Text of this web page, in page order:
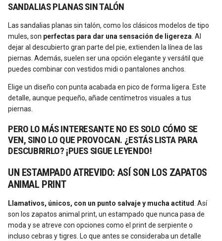
SANDALIAS PLANAS SIN TALÓN
Las sandalias planas sin talón, como los clásicos modelos de tipo
mules, son perfectas para dar una sensación de ligereza . Al
dejar al descubierto gran parte del pie, extienden la línea de las
piernas. Además, suelen ser una opción elegante y versátil que
puedes combinar con vestidos midi o pantalones anchos.
Elige un diseño con punta acabada en pico de forma ligera. Este
detalle, aunque pequeño, añade centímetros visuales a tus
piernas.
PERO LO MÁS INTERESANTE NO ES SOLO CÓMO SE
VEN, SINO LO QUE PROVOCAN. ¿ESTÁS LISTA PARA
DESCUBRIRLO? ¡PUES SIGUE LEYENDO!
UN ESTAMPADO ATREVIDO: ASÍ SON LOS ZAPATOS
ANIMAL PRINT
Llamativos, únicos, con un punto salvaje y mucha actitud. Así
son los zapatos animal print, un estampado que nunca pasa de
moda y se atreve con opciones como el print de serpiente o
incluso cebras y tigres. Lo que antes se consideraba un detalle